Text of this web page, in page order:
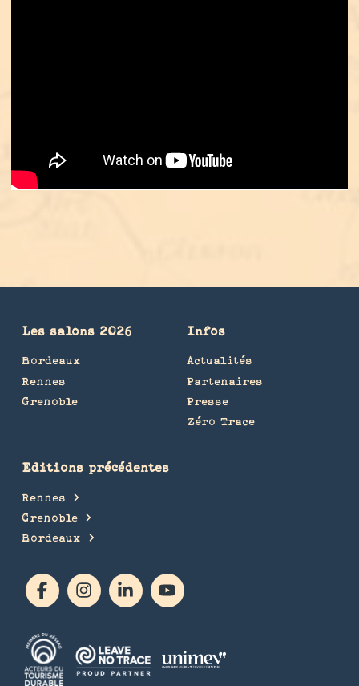
Les salons 2026
Bordeaux
Rennes
Grenoble
Infos
Actualités
Partenaires
Presse
Zéro Trace
Editions précédentes
Rennes
Grenoble
Bordeaux